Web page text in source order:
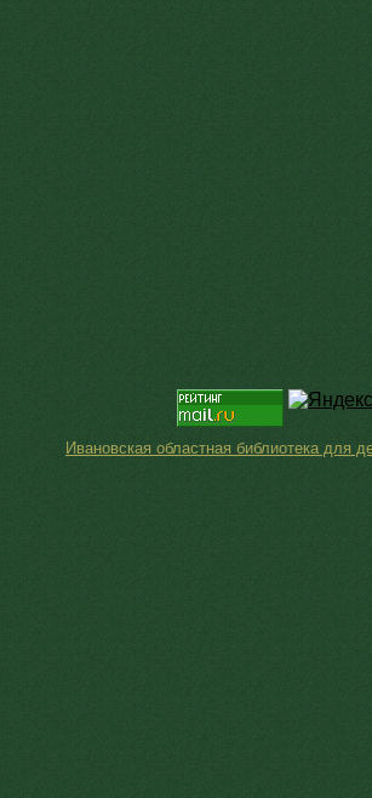
Ивановская областная библиотека для